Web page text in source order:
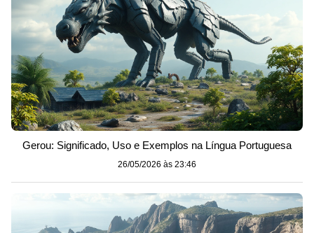
Gerou: Significado, Uso e Exemplos na Língua Portuguesa
26/05/2026 às 23:46